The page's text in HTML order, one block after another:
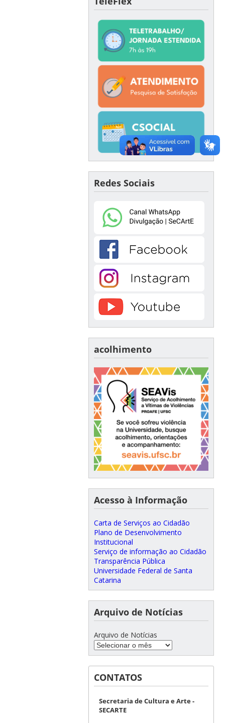
Redes Sociais
acolhimento
Acesso à Informação
Carta de Serviços ao Cidadão
Plano de Desenvolvimento
Institucional
Serviço de informação ao Cidadão
Transparência Pública
Universidade Federal de Santa
Catarina
Arquivo de Notícias
Arquivo de Notícias
CONTATOS
Secretaria de Cultura e Arte -
SECARTE